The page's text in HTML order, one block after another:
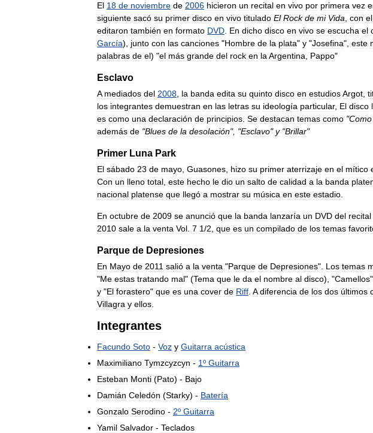
El 18 de noviembre de 2006 hicieron un recital en vivo por primera vez
siguiente sacó su primer disco en vivo titulado El Rock de mi Vida con el
editaron también en formato DVD En dicho disco en vivo se escucha el
García), junto con las canciones "Hombre de la plata" y "Josefina", este
palabras de el) "el más grande del rock en la Argentina Pappo"
Esclavo
A mediados del 2008 la banda edita su quinto disco en estudiosArgot
los integrantes demuestran en las letras su ideología particular, El disco
es como una declaración de principios Se destacan temas como "Como
además de "Blues de la desolación", "Esclavo"y"Brillar"
Primer Luna Park
El sábado 23 de mayo Guasones hizo su primer aterrizaje en el mítico
Con un lleno total este hecho le dio un salto de calidad a la banda
nacional platense que llegó a mostrar su música en este estadio
En octubre de 2009 se anunció que la banda lanzaría un DVD del recital
2010 sale a la venta Vol 7 1/2 que es un compilado de los temas
Parque de Depresiones
En Mayo de 2011 salió a la venta "Parque de Depresiones". Los temas
"Me estas tratando mal" (Tema que le da el nombre al disco), "Camellos
y "El forastero" que es una cover de Riff A diferencia de los dos últimos
Villagra y ellos
Integrantes
Facundo Soto - Voz y Guitarra acústica
Maximiliano Tymzcyzcyn - 1º Guitarra
Esteban Monti (Pato) - Bajo
Damián Celedón (Starky) - Batería
Gonzalo Serodino - 2º Guitarra
Yamil Salvador - Teclados